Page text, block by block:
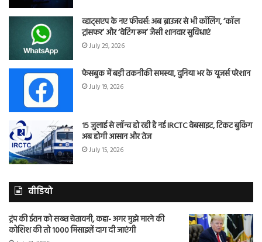
व्हाट्सएप के नए फीचर्स: अब ब्राउजर से भी कॉलिंग, ‘कॉल
ट्रांसफर’ और ‘वेटिंग रूम’ जैसी शानदार सुविधाएं
July 29, 2026
फेसबुक में बड़ी तकनीकी समस्या, दुनिया भर के यूजर्स परेशान
July 19, 2026
15 जुलाई से लॉन्च हो रही है नई IRCTC वेबसाइट, टिकट बुकिंग
अब होगी आसान और तेज
July 15, 2026
वीडियो
ट्रंप की ईरान को सख्त चेतावनी, कहा- अगर मुझे मारने की
कोशिश की तो 1000 मिसाइलें दाग दी जाएंगी